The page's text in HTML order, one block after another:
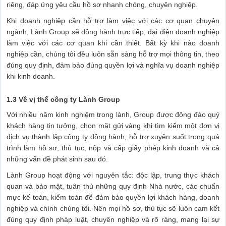
riêng, đáp ứng yêu cầu hồ sơ nhanh chóng, chuyên nghiệp.
Khi doanh nghiệp cần hỗ trợ làm việc với các cơ quan chuyên
ngành, Lành Group sẽ đồng hành trực tiếp, đại diện doanh nghiệp
làm việc với các cơ quan khi cần thiết. Bất kỳ khi nào doanh
nghiệp cần, chúng tôi đều luôn sẵn sàng hỗ trợ mọi thông tin, theo
đúng quy định, đảm bảo đúng quyền lợi và nghĩa vụ doanh nghiệp
khi kinh doanh.
1.3 Về vị thế công ty Lành Group
Với nhiều năm kinh nghiệm trong lành, Group được đông đảo quý
khách hàng tin tưởng, chọn mặt gửi vàng khi tìm kiếm một đơn vị
dịch vụ thành lập công ty đồng hành, hỗ trợ xuyên suốt trong quá
trình làm hồ sơ, thủ tục, nộp và cấp giấy phép kinh doanh và cả
những vấn đề phát sinh sau đó.
Lành Group hoạt động với nguyên tắc: độc lập, trung thực khách
quan và bảo mật, tuân thủ những quy định Nhà nước, các chuẩn
mực kế toán, kiểm toán để đảm bảo quyền lợi khách hàng, doanh
nghiệp và chính chúng tôi. Nên mọi hồ sơ, thủ tục sẽ luôn cam kết
đúng quy định pháp luật, chuyên nghiệp và rõ ràng, mang lại sự